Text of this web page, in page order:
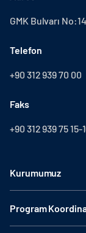
GMK Bulvarı
Telefon
+90 312 939 70 00
Faks
+90 312 939 75 15-
Kurumumuz
Program